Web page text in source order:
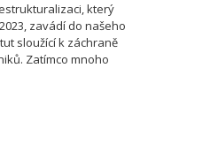
který
zavádí do našeho
sloužící k záchraně
Zatímco mnoho